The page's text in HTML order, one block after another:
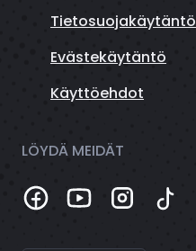
Tietosuojakäytäntö
Evästekäytäntö
Käyttöehdot
LÖYDÄ MEIDÄT